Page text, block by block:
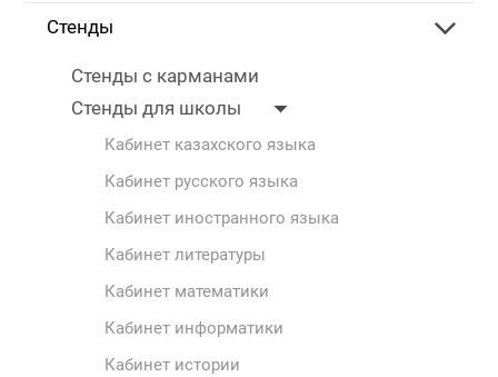
Стенды
Стенды с карманами
Стенды для школы
Кабинет казахского языка
Кабинет русского языка
Кабинет иностранного языка
Кабинет литературы
Кабинет математики
Кабинет информатики
Кабинет истории